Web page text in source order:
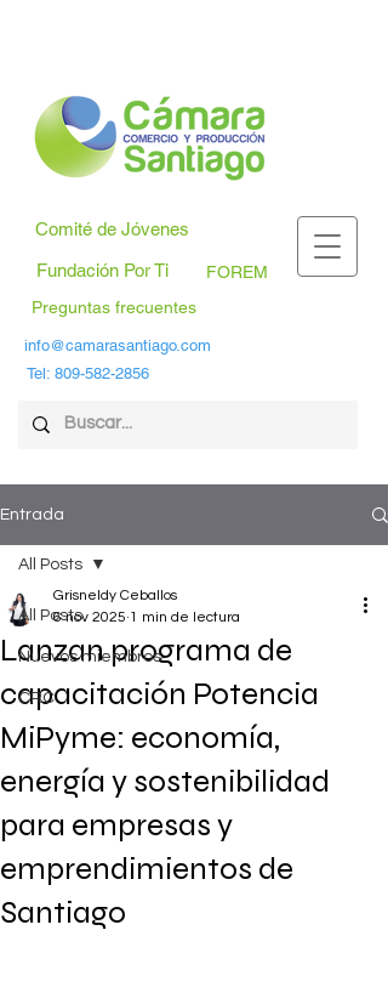
Tel: 809-582-2856
info@camarasantiago.com
FOREM
Comité de Jóvenes
Fundación Por Ti
Preguntas frecuentes
Entrada
All Posts
Nuevos miembros
CRC
All Posts
Lanzan programa de
capacitación Potencia
MiPyme: economía,
energía y sostenibilidad
para empresas y
emprendimientos de
Santiago
Grisneldy Ceballos
6 nov 2025 1 min de lectura